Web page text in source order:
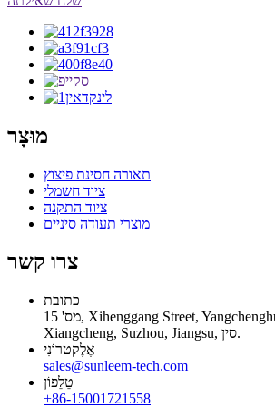
מוּצָר
תאורה חסינת פיצוץ
ציוד חשמלי
ציוד התקנה
מוצרי תעודה סיניים
צרו קשר
כתובת
מס' 15, Xihenggang Street, Yangchenghu Town, מחוז
Xiangcheng, Suzhou, Jiangsu, סין.
אֶלֶקטרוֹנִי
sales@sunleem-tech.com
טֵלֵפוֹן
+86-15001721558